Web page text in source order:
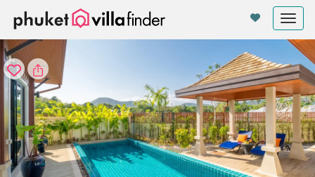
Cookie-Einstellungen